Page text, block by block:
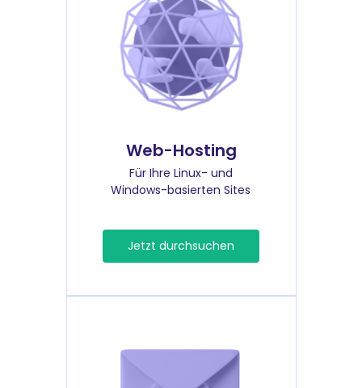
Web-Hosting
Für Ihre Linux- und
Windows-basierten Sites
Jetzt durchsuchen